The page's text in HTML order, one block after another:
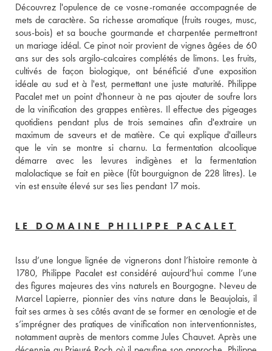
Découvrez l'opulence de ce vosne-romanée accompagnée de
mets de caractère. Sa richesse aromatique (fruits rouges, musc,
sous-bois) et sa bouche gourmande et charpentée permettront
un mariage idéal. Ce pinot noir provient de vignes âgées de 60
ans sur des sols argilo-calcaires complétés de limons. Les fruits,
cultivés de façon biologique, ont bénéficié d'une exposition
idéale au sud et à l'est, permettant une juste maturité. Philippe
Pacalet met un point d'honneur à ne pas ajouter de soufre lors
de la vinification des grappes entières. Il effectue des pigeages
quotidiens pendant plus de trois semaines afin d'extraire un
maximum de saveurs et de matière. Ce qui explique d'ailleurs
que le vin se montre si charnu. La fermentation alcoolique
démarre avec les levures indigènes et la fermentation
malolactique se fait en pièce (fût bourguignon de 228 litres). Le
vin est ensuite élevé sur ses lies pendant 17 mois.
LE DOMAINE PHILIPPE PACALET
Issu d’une longue lignée de vignerons dont l’histoire remonte à
1780, Philippe Pacalet est considéré aujourd’hui comme l’une
des figures majeures des vins naturels en Bourgogne. Neveu de
Marcel Lapierre, pionnier des vins nature dans le Beaujolais, il
fait ses armes à ses côtés avant de se former en œnologie et de
s’imprégner des pratiques de vinification non interventionnistes,
notamment auprès de mentors comme Jules Chauvet. Après une